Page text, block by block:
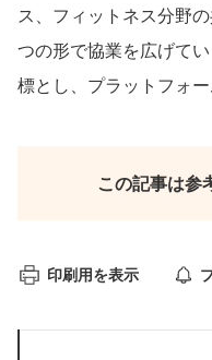
ス、フィットネス分野
つの形で協業を広げて
標とし、プラットフォ
この記事は参
印刷用を表示